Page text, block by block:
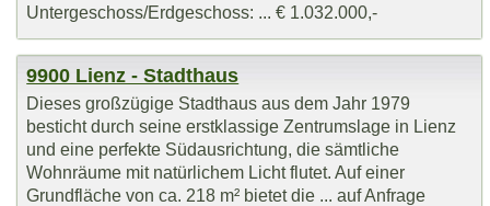
Untergeschoss/Erdgeschoss: ... € 1.032.000,-
9900 Lienz - Stadthaus
Dieses großzügige Stadthaus aus dem Jahr 1979
besticht durch seine erstklassige Zentrumslage in Lienz
und eine perfekte Südausrichtung, die sämtliche
Wohnräume mit natürlichem Licht flutet. Auf einer
Grundfläche von ca. 218 m² bietet die ... auf Anfrage